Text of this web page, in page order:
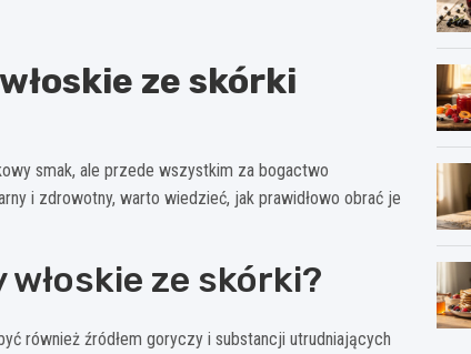
ze skórki
smak, ale przede wszystkim za bogactwo
i zdrowotny, warto wiedzieć, jak prawidłowo obrać je
ze skórki?
również źródłem goryczy i substancji utrudniających